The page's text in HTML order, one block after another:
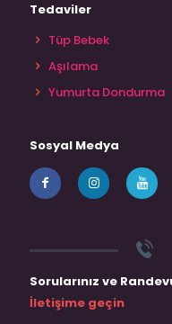
Tedaviler
Tüp Bebek
Aşılama
Yumurta Dondurma
Sosyal Medya
Sorularınız ve
İletişime geçin